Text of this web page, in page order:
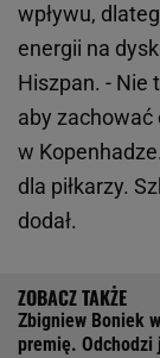
wpływu,
energii na
Hiszpan. - Nie
aby zachować
w
dla piłkarzy.
dodał.
Zbigniew Boniek
premię. Odchodzi